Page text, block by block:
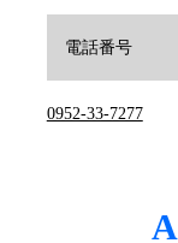
電話番号
0952-33-7277
A